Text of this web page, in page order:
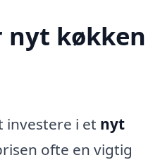
nyt køkken
investere i et nyt
ofte en vigtig